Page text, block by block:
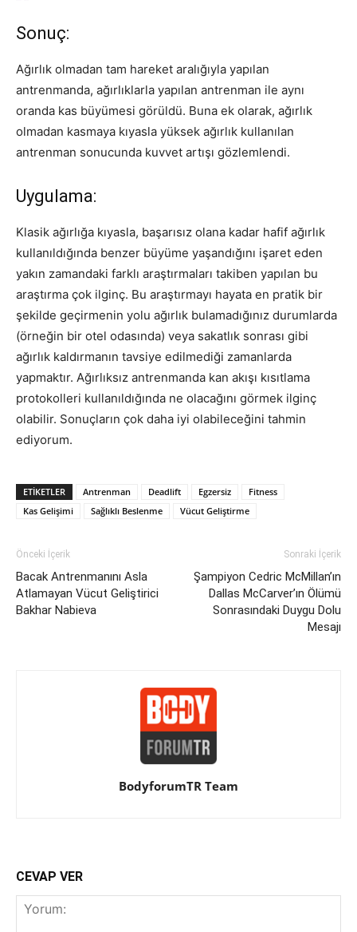
Sonuç:
Ağırlık olmadan tam hareket aralığıyla yapılan
antrenmanda, ağırlıklarla yapılan antrenman ile aynı
oranda kas büyümesi görüldü. Buna ek olarak, ağırlık
olmadan kasmaya kıyasla yüksek ağırlık kullanılan
antrenman sonucunda kuvvet artışı gözlemlendi.
Uygulama:
Klasik ağırlığa kıyasla, başarısız olana kadar hafif ağırlık
kullanıldığında benzer büyüme yaşandığını işaret eden
yakın zamandaki farklı araştırmaları takiben yapılan bu
araştırma çok ilginç. Bu araştırmayı hayata en pratik bir
şekilde geçirmenin yolu ağırlık bulamadığınız durumlarda
(örneğin bir otel odasında) veya sakatlık sonrası gibi
ağırlık kaldırmanın tavsiye edilmediği zamanlarda
yapmaktır. Ağırlıksız antrenmanda kan akışı kısıtlama
protokolleri kullanıldığında ne olacağını görmek ilginç
olabilir. Sonuçların çok daha iyi olabileceğini tahmin
ediyorum.
ETIKETLER Antrenman Deadlift Egzersiz
Fitness
Kas Gelişimi
Sağlıklı Beslenme Vücut Geliştirme
Önceki İçerik
Bacak Antrenmanını Asla
Atlamayan Vücut Geliştirici
Bakhar Nabieva
Sonraki İçerik
Şampiyon Cedric McMillan’ın
Dallas McCarver’ın Ölümü
Sonrasındaki Duygu Dolu
Mesajı
BodyforumTR Team
CEVAP VER